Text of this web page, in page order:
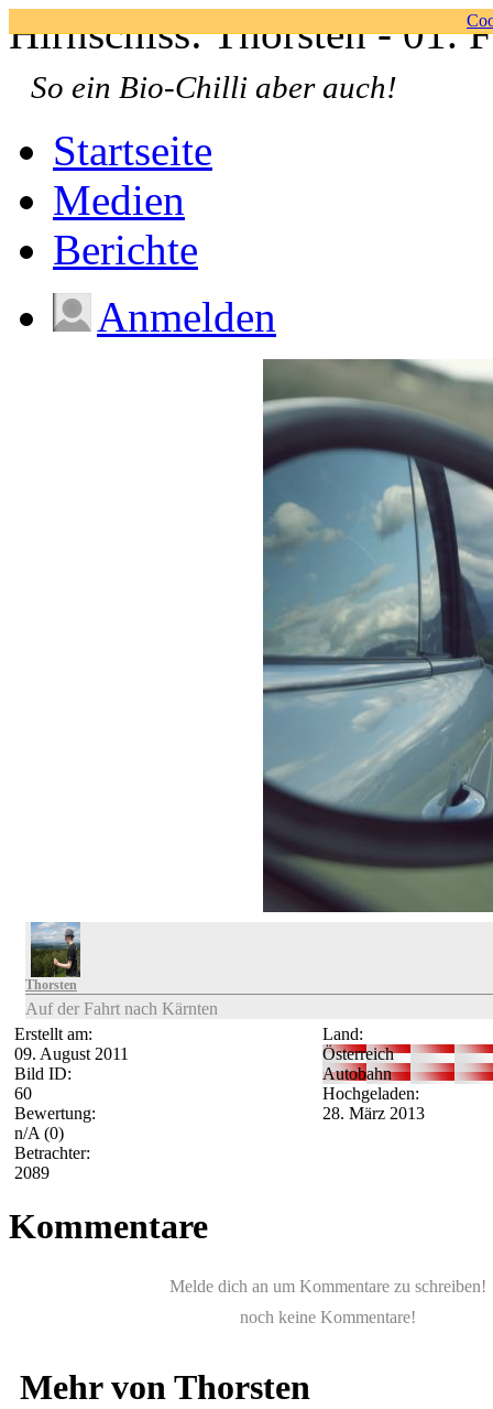
Hirnschiss: Thorsten - 01.
So ein Bio-Chilli aber auch!
Startseite
Medien
Berichte
Anmelden
Thorsten
Auf der Fahrt nach Kärnten
Erstellt am:
09. August 2011
Bild ID:
60
Bewertung:
n/A (0)
Betrachter:
2089
Land:
Österreich
Autobahn
Hochgeladen:
28. März 2013
Kommentare
Melde dich an um Kommentare zu schreiben!
noch keine Kommentare!
Mehr von Thorsten